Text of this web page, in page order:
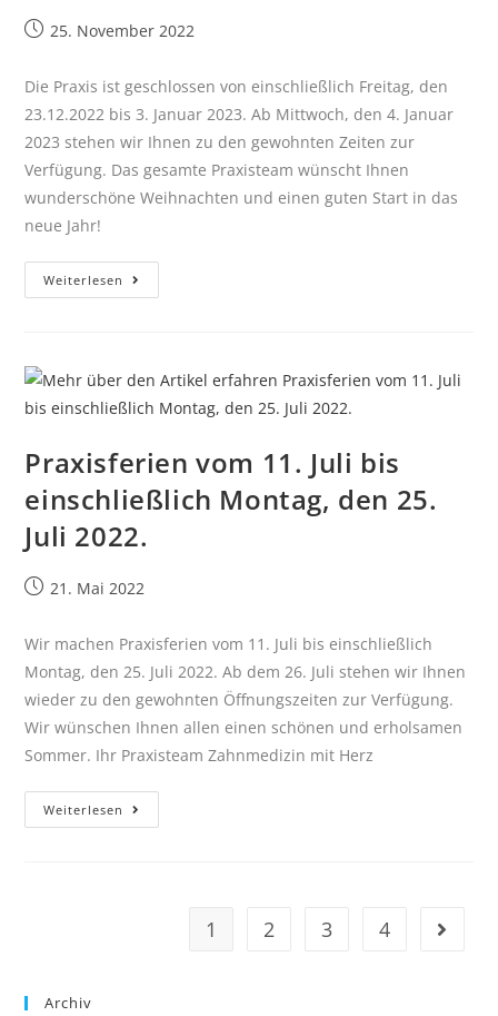
25. November 2022
Die Praxis ist geschlossen von einschließlich Freitag, den
23.12.2022 bis 3. Januar 2023. Ab Mittwoch, den 4. Januar
2023 stehen wir Ihnen zu den gewohnten Zeiten zur
Verfügung. Das gesamte Praxisteam wünscht Ihnen
wunderschöne Weihnachten und einen guten Start in das
neue Jahr!
Weiterlesen
Praxisferien vom 11. Juli bis
einschließlich Montag, den 25.
Juli 2022.
21. Mai 2022
Wir machen Praxisferien vom 11. Juli bis einschließlich
Montag, den 25. Juli 2022. Ab dem 26. Juli stehen wir Ihnen
wieder zu den gewohnten Öffnungszeiten zur Verfügung.
Wir wünschen Ihnen allen einen schönen und erholsamen
Sommer. Ihr Praxisteam Zahnmedizin mit Herz
Weiterlesen
1 2 3 4
Archiv